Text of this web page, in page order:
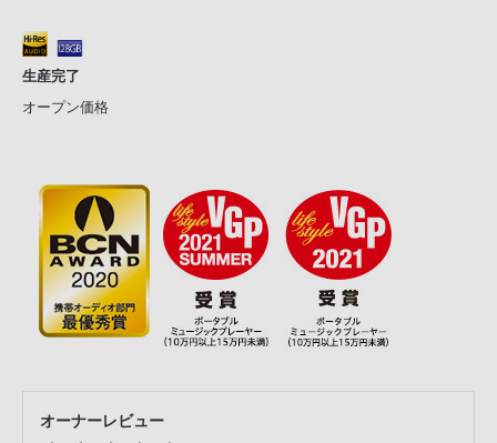
生産完了
オープン価格
オーナーレビュー